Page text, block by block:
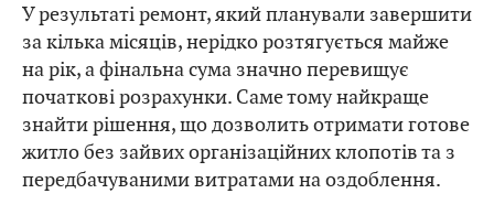
У результаті ремонт, який планували завершити
за кілька місяців, нерідко розтягується майже
на рік, а фінальна сума значно перевищує
початкові розрахунки. Саме тому найкраще
знайти рішення, що дозволить отримати готове
житло без зайвих організаційних клопотів та з
передбачуваними витратами на оздоблення.